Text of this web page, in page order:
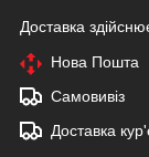
Доставка
Нова Пошта
Самовивіз
Доставка